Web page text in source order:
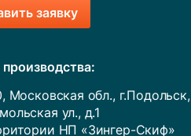
заявку
Московская обл., г.Подольск,
ул., д.1
НП «Зингер-Скиф»